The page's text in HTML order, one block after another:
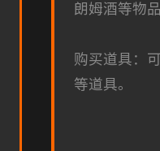
朗姆酒等物品
购买道具：
等道具。